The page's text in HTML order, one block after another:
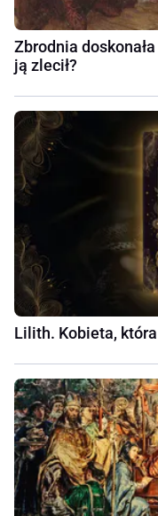
Zbrodnia
ją zlecił?
Lilith. Kobieta,